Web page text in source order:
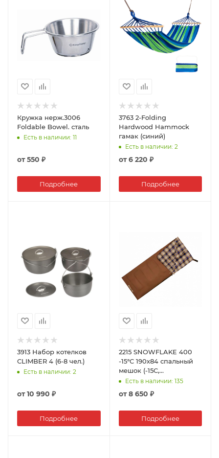
Кружка нерж.3006
Foldable Bowel. сталь
Есть в наличии: 11
от550 ₽
Подробнее
3763 2-Folding
Hardwood Hammock
гамак (синий)
Есть в наличии: 2
от6 220 ₽
Подробнее
3913 Набор котелков
CLIMBER 4 (6-8 чел.)
Есть в наличии: 2
от10 990 ₽
Подробнее
2215 SNOWFLAKE 400
-15°С 190х84 спальный
мешок (-15С,
коричневый левый)
Есть в наличии: 135
от8 650 ₽
Подробнее